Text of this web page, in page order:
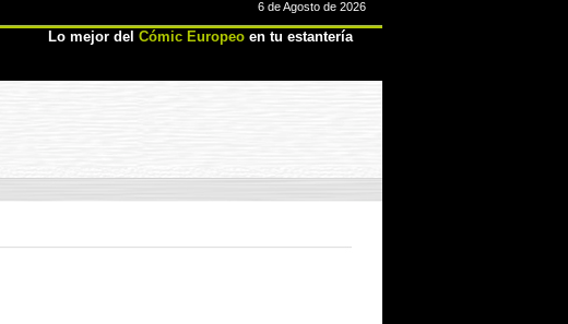
6 de Agosto de 2026
Lo mejor del Cómic Europeoen tu estantería